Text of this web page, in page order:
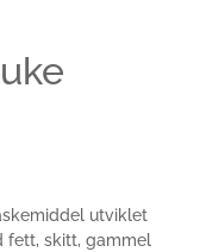
utviklet
fett, skitt, gammel